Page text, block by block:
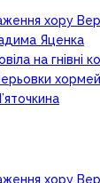
хору
Яценка
на гнівні
хору